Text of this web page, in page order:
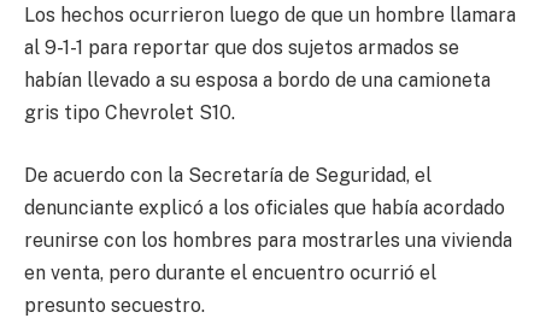
Los hechos ocurrieron luego de que un hombre llamara
al 9-1-1 para reportar que dos sujetos armados se
habían llevado a su esposa a bordo de una camioneta
gris tipo Chevrolet S10.
De acuerdo con la Secretaría de Seguridad, el
denunciante explicó a los oficiales que había acordado
reunirse con los hombres para mostrarles una vivienda
en venta, pero durante el encuentro ocurrió el
presunto secuestro.